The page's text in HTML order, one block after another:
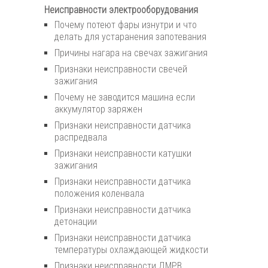
Неисправности электрооборудования
Почему потеют фары изнутри и что
делать для устаранения запотевания
Причины нагара на свечах зажигания
Признаки неисправности свечей
зажигания
Почему не заводится машина если
аккумулятор заряжен
Признаки неисправности датчика
распредвала
Признаки неисправности катушки
зажигания
Признаки неисправности датчика
положения коленвала
Признаки неисправности датчика
детонации
Признаки неисправности датчика
температуры охлаждающей жидкости
Признаки неисправности ДМРВ